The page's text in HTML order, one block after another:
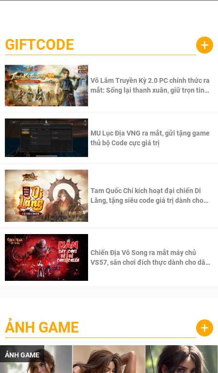
cầu, theo giấy phép chính thức từ công ty game Nhật Bản
Pocketpair, Inc.
GIFTCODE +
Võ Lâm Truyền Kỳ 2.0 PC chính thức ra
mắt: Sống lại thanh xuân, giữ trọn tinh
MU Lục Địa VNG ra mắt, gửi tặng game
thủ bộ Code cực giá trị
Tam Quốc Chí kích hoạt đại chiến Di
Lăng, tặng siêu code giá trị dành cho
Chiến Địa Vô Song ra mắt máy chủ
VS57, sân chơi đích thực dành cho dân
ẢNH GAME +
ẢNH GAME